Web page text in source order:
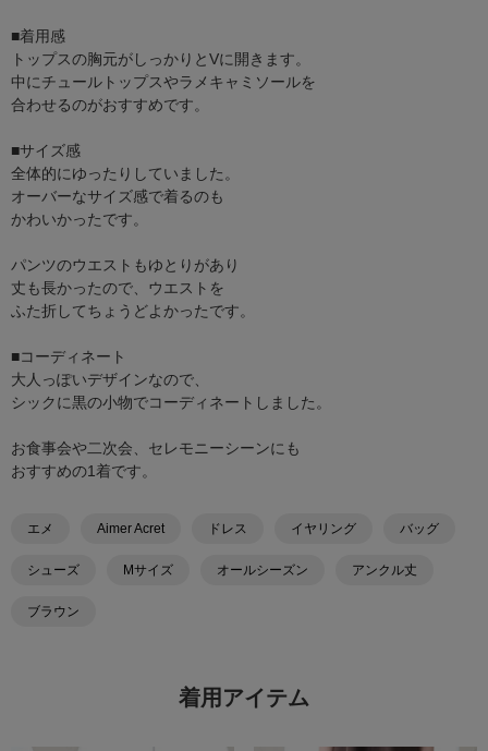
■着用感
トップスの胸元がしっかりとVに開きます。
中にチュールトップスやラメキャミソールを
合わせるのがおすすめです。
■サイズ感
全体的にゆったりしていました。
オーバーなサイズ感で着るのも
かわいかったです。
パンツのウエストもゆとりがあり
丈も長かったので、ウエストを
ふた折してちょうどよかったです。
■コーディネート
大人っぽいデザインなので、
シックに黒の小物でコーディネートしました。
お食事会や二次会、セレモニーシーンにも
おすすめの1着です。
エメ Aimer Acret ドレス イヤリング バッグ
シューズ Mサイズ オールシーズン アンクル丈
ブラウン
着用アイテム